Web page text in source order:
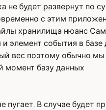
не будет развернут по
с этим
хранилища нюанс
элемент события в базе
вес поэтому обычно мы
момент базу данных
пугает. В случае будет